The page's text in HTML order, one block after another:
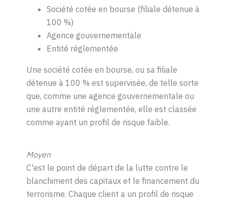
Société cotée en bourse (filiale détenue à
100 %)
Agence gouvernementale
Entité réglementée
Une société cotée en bourse, ou sa filiale
détenue à 100 % est supervisée, de telle sorte
que, comme une agence gouvernementale ou
une autre entité réglementée, elle est classée
comme ayant un profil de risque faible.
Moyen
C'est le point de départ de la lutte contre le
blanchiment des capitaux et le financement du
terrorisme. Chaque client a un profil de risque